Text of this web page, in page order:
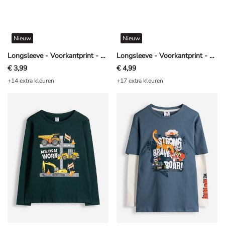
Longsleeve - Voorkantprint - geel
Nieuw
€ 3,99
+14 extra kleuren
Longsleeve - Voorkantprint - Lichtgrijs
Nieuw
€ 4,99
+17 extra kleuren